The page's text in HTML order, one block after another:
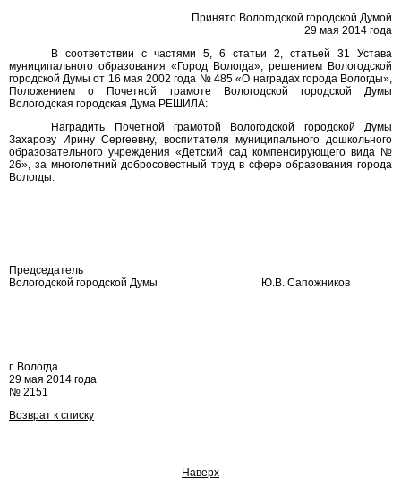
Принято Вологодской городской Думой
29 мая 2014 года
В соответствии с частями 5, 6 статьи 2, статьей 31 Устава
муниципального образования «Город Вологда», решением Вологодской
городской Думы от 16 мая 2002 года № 485 «О наградах города Вологды»,
Положением о Почетной грамоте Вологодской городской Думы
Вологодская городская Дума РЕШИЛА:
Наградить Почетной грамотой Вологодской городской Думы
Захарову Ирину Сергеевну, воспитателя муниципального дошкольного
образовательного учреждения «Детский сад компенсирующего вида №
26», за многолетний добросовестный труд в сфере образования города
Вологды.
Председатель
Вологодской городской Думы
Ю.В. Сапожников
г. Вологда
29 мая 2014 года
№ 2151
Возврат к списку
Наверх